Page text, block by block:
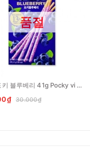
품절
해태 포키 블루베리 41g Pocky vi viet quat
30.000₫